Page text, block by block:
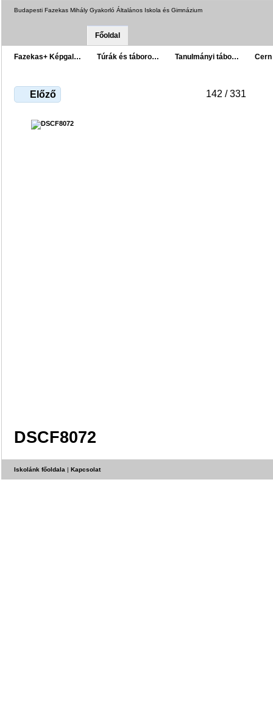
Budapesti Fazekas Mihály Gyakorló Általános Iskola és Gimnázium
Főoldal
Fazekas+ Képgal… Túrák és táboro… Tanulmányi tábo… Cern
Előző 142 / 331
DSCF8072
Iskolánk főoldala | Kapcsolat